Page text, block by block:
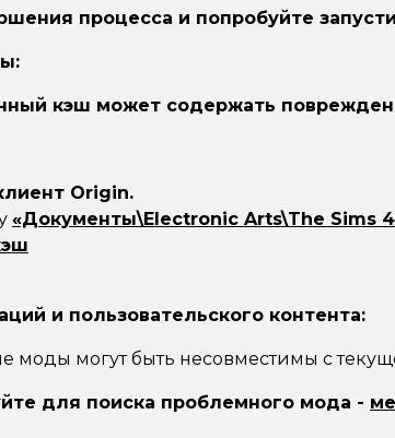
процесса и попробуйте
кэш может содержать
Origin.
«Документы\Electronic Arts\The Sims
и пользовательского контента:
моды могут быть несовместимы с
для поиска проблемного мода -